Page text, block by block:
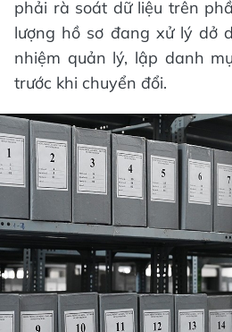
phải rà soát dữ liệu trên
lượng hồ sơ đang xử lý dở
nhiệm quản lý, lập danh
trước khi chuyển đổi.